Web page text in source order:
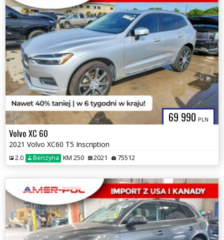
69 990 PLN
Volvo XC 60
2021 Volvo XC60 T5 Inscription
2.0 Benzyna KM 250 2021 75512